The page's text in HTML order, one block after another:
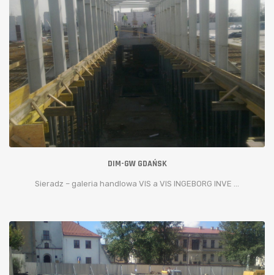
DIM-GW GDAŃSK
Sieradz – galeria handlowa VIS a VIS INGEBORG INVE ...